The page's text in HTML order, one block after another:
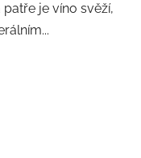
je víno svěží,